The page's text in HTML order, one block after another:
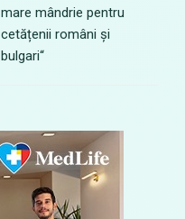
mare mândrie pentru
cetățenii români și
bulgari“